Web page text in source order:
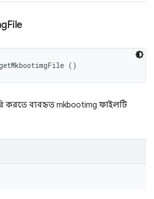
File
()
করতে ব্যবহৃত mkbootimg ফাইলটি